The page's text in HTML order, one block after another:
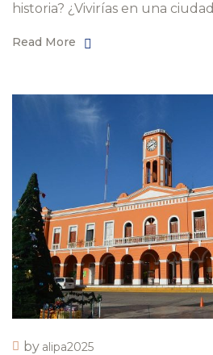
historia? ¿Vivirías en una ciudad
Read More
by alipa2025